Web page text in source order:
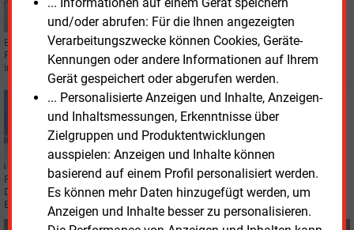
und/oder abrufen: Für die Ihnen angezeigten
Verarbeitungszwecke können Cookies, Geräte-
Kennungen oder andere Informationen auf Ihrem
Gerät gespeichert oder abgerufen werden.
... Personalisierte Anzeigen und Inhalte, Anzeigen-
und Inhaltsmessungen, Erkenntnisse über
Zielgruppen und Produktentwicklungen
ausspielen: Anzeigen und Inhalte können
basierend auf einem Profil personalisiert werden.
Es können mehr Daten hinzugefügt werden, um
Anzeigen und Inhalte besser zu personalisieren.
Eon und die weltweit tätige Investmentgesellschaft Quinbrook Infrastructure
Partners investieren gemeinsam in den Bau eines Batteriespeicher-Projekts
in Großbritannien.
Donnerstag, 14.03.2024, 14:14
BILANZ
RWE baut Erneuerbaren-Portfolio weiter stark aus
RWE hat die Prognose für das vergangene Geschäftsjahr 2023 übertroffen.
Der Essener Energiekonzern geht davon aus, im Jahr 2024 an das „gute
Ergebnis“ anknüpfen zu können.